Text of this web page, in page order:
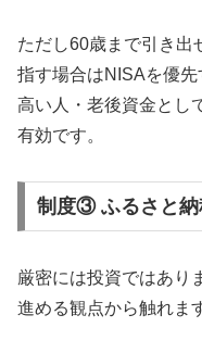
ただし60歳まで引き出
指す場合はNISAを優
高い人・老後資金とし
有効です。
制度③ ふるさと納
厳密には投資ではあり
進める観点から触れま